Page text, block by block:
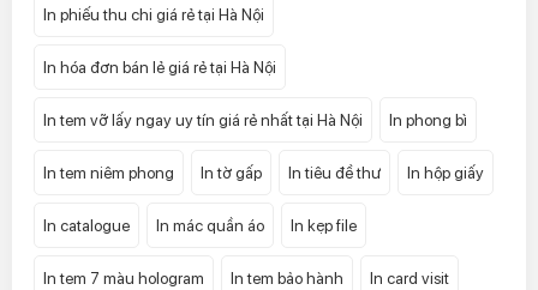
In phiếu thu chi giá rẻ tại Hà Nội
In hóa đơn bán lẻ giá rẻ tại Hà Nội
In tem vỡ lấy ngay uy tín giá rẻ nhất tại Hà Nội In phong bì
In tem niêm phong In tờ gấp In tiêu đề thư In hộp giấy
In catalogue In mác quần áo In kẹp file
In tem 7 màu hologram In tem bảo hành In card visit